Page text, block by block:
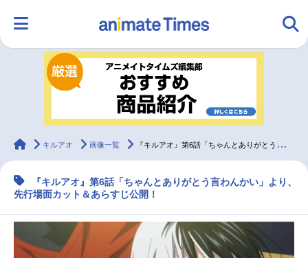
ランキング アニメ
ラジオ みんなの声
マンガ・ラノベ ゲーム・アプリ
2.5次元 配信・Vtuber トレンド 無料マンガ
animateTimes
キルアオ 画像一覧 『キルアオ』第6話「ちゃんとありがとう言わんかい」先行場面カット＆あらすじ
『キルアオ』第6話「ちゃんとありがとう言わんかい」より、
先行場面カット＆あらすじ公開！